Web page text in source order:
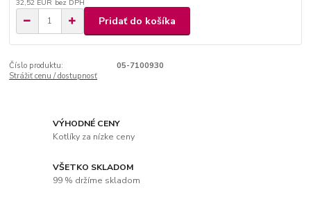
32,52 EUR bez DPH
Pridať do košíka
Číslo produktu:
05-7100930
Strážiť cenu / dostupnosť
VÝHODNÉ CENY
Kotlíky za nízke ceny
VŠETKO SKLADOM
99 % držíme skladom